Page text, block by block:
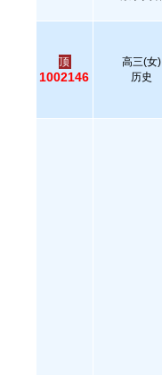
顶
1002146
高三(女)
历史